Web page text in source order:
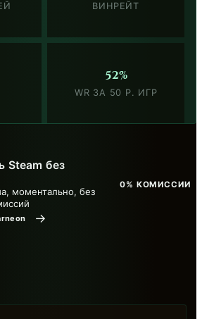
ВИНРЕЙТ
52%
WR ЗА 50 Р. ИГР
0% КОМИССИИ
Steam без
моментально, без
→